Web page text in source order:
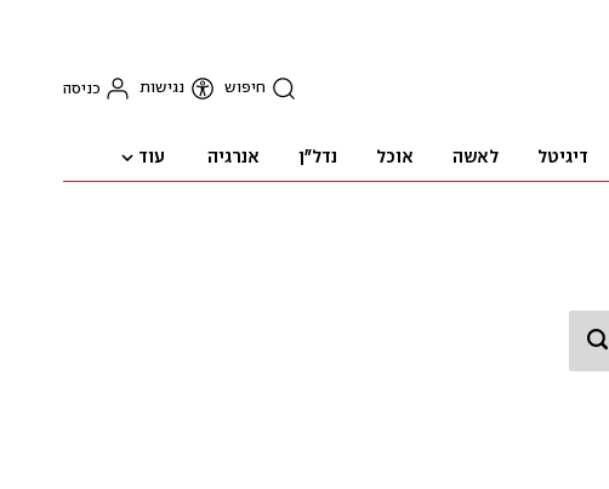
חיפוש נגישות כניסה
דיגיטל לאשה אוכל נדל"ן אנרגיה עוד